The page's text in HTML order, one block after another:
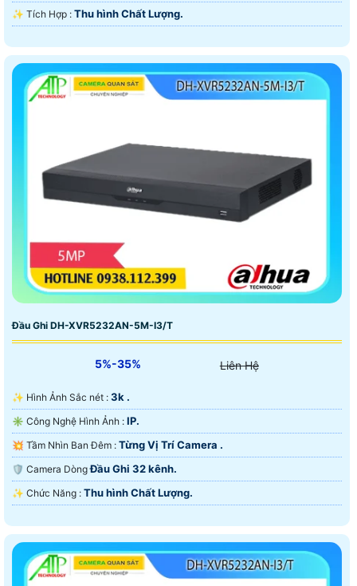
️✨ Tích Hợp : Thu hình Chất Lượng.
Đầu Ghi DH-XVR5232AN-5M-I3/T
5%-35% Liên Hệ
✨ Hình Ảnh Sắc nét : 3k .
✳️ Công Nghệ Hình Ảnh : IP.
💥 Tầm Nhìn Ban Đêm : Từng Vị Trí Camera .
🛡 Camera DòngĐầu Ghi 32 kênh.
️✨ Chức Năng : Thu hình Chất Lượng.